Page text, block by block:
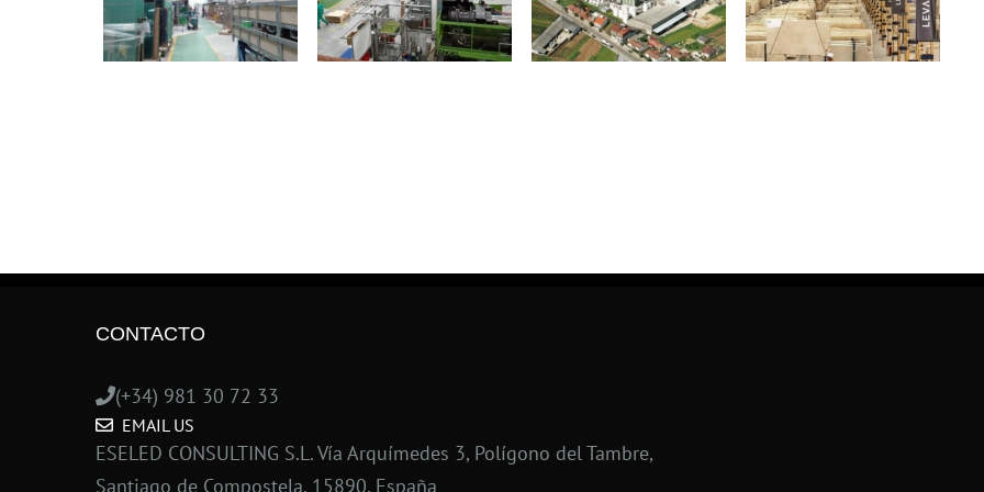
CONTACTO
(+34) 981 30 72 33
EMAIL US
ESELED CONSULTING S.L. Vía Arquímedes 3, Polígono del Tambre,
Santiago de Compostela, 15890, España